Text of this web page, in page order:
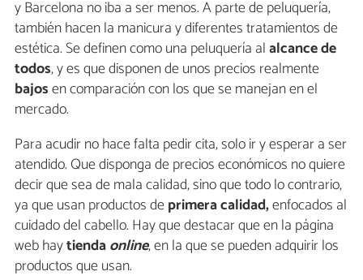
y Barcelona no iba a ser menos. A parte de peluquería,
también hacen la manicura y diferentes tratamientos de
estética. Se definen como una peluquería alalcance de
todos, y es que disponen de unos precios realmente
bajosen comparación con los que se manejan en el
mercado.
Para acudir no hace falta pedir cita, solo ir y esperar a ser
atendido. Que disponga de precios económicos no quiere
decir que sea de mala calidad, sino que todo lo contrario,
ya que usan productos deprimera calidad,enfocados al
cuidado del cabello. Hay que destacar que en la página
web haytiendaonline, en la que se pueden adquirir los
productos que usan.